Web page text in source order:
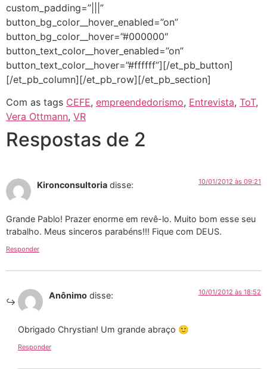
custom_padding=”|||”
button_bg_color__hover_enabled=”on”
button_bg_color__hover=”#000000″
button_text_color__hover_enabled=”on”
button_text_color__hover=”#ffffff”][/et_pb_button]
[/et_pb_column][/et_pb_row][/et_pb_section]
Com as tags CEFE, empreendedorismo, Entrevista, ToT,
Vera Ottmann, VR
Respostas de 2
Kironconsultoria disse: 10/01/2012 às 09:21
Grande Pablo! Prazer enorme em revê-lo. Muito bom esse seu
trabalho. Meus sinceros parabéns!!! Fique com DEUS.
Responder
Anônimo disse: 10/01/2012 às 18:52
Obrigado Chrystian! Um grande abraço 🙂
Responder